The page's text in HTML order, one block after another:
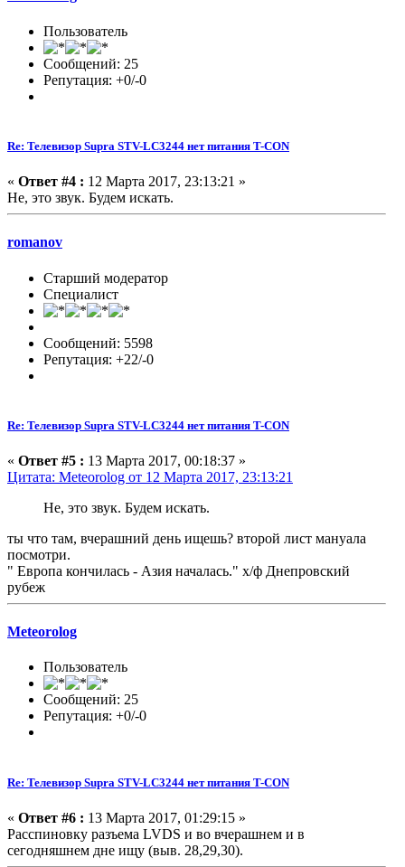
Пользователь
Сообщений: 25
Репутация: +0/-0
Re: Телевизор Supra STV-LC3244 нет питания T-CON
« Ответ #4 : 12 Марта 2017, 23:13:21 »
Не, это звук. Будем искать.
romanov
Старший модератор
Специалист
Сообщений: 5598
Репутация: +22/-0
Re: Телевизор Supra STV-LC3244 нет питания T-CON
« Ответ #5 : 13 Марта 2017, 00:18:37 »
Цитата: Meteorolog от 12 Марта 2017, 23:13:21
Не, это звук. Будем искать.
ты что там, вчерашний день ищешь? второй лист мануала
посмотри.
" Европа кончилась - Азия началась." х/ф Днепровский
рубеж
Meteorolog
Пользователь
Сообщений: 25
Репутация: +0/-0
Re: Телевизор Supra STV-LC3244 нет питания T-CON
« Ответ #6 : 13 Марта 2017, 01:29:15 »
Расспиновку разъема LVDS и во вчерашнем и в
сегодняшнем дне ищу (выв. 28,29,30).